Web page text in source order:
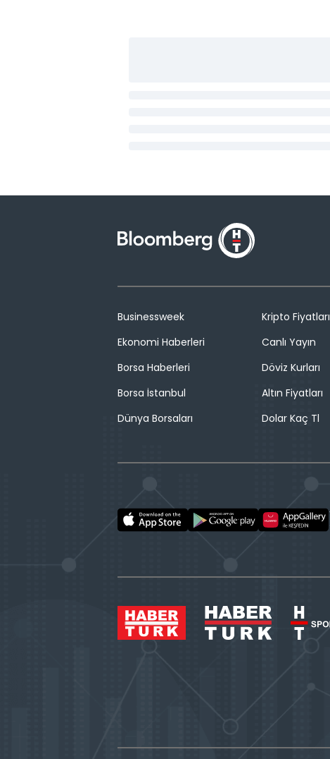
Businessweek
Ekonomi Haberleri
Borsa Haberleri
Borsa İstanbul
Dünya Borsaları
Kripto Fiyatları
Canlı Yayın
Döviz Kurları
Altın Fiyatları
Dolar Kaç Tl